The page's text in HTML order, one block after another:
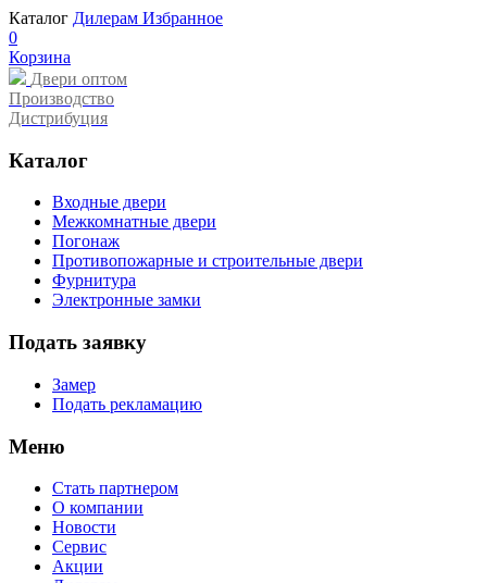
Каталог Дилерам Избранное
0
Корзина
Двери оптом
Производство
Дистрибуция
Каталог
Входные двери
Межкомнатные двери
Погонаж
Противопожарные и строительные двери
Фурнитура
Электронные замки
Подать заявку
Замер
Подать рекламацию
Меню
Стать партнером
О компании
Новости
Сервис
Акции